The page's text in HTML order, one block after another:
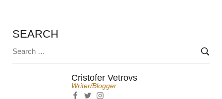
SEARCH
Cristofer Vetrovs
Writer/blogger